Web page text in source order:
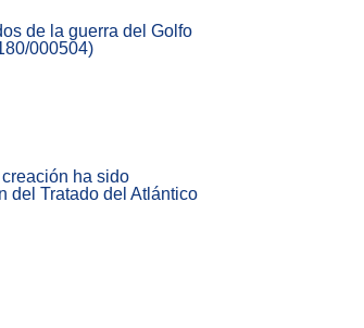
de la guerra del Golfo
000504)
ha sido
del Tratado del Atlántico